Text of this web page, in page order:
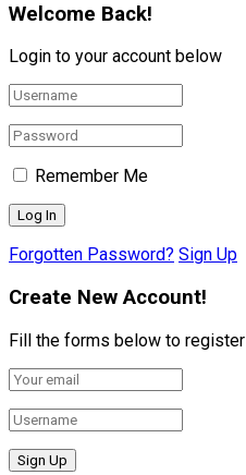
Welcome Back!
Login to your account below
Remember Me
Forgotten Password? Sign Up
Create New Account!
Fill the forms below to register